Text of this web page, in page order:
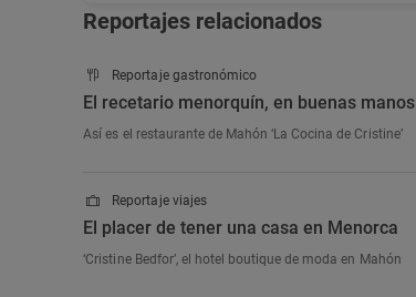
Reportajes relacionados
Reportaje gastronómico
El recetario menorquín, en buenas manos
Así es el restaurante de Mahón ‘La Cocina de Cristine’
Reportaje viajes
El placer de tener una casa en Menorca
‘Cristine Bedfor’, el hotel boutique de moda en Mahón